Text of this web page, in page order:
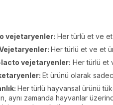
vejetaryenler: Her türlü et ve
Her türlü et ve et
lacto vejetaryenler: Her türlü et
Et ürünü olarak
Her türlü hayvansal ürünü
aynı zamanda hayvanlar